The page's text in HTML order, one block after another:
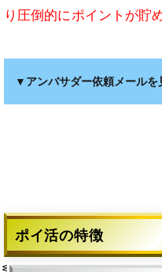
り圧倒的にポイントが貯
▼アンバサダー依頼メールを
ポイ活の特徴